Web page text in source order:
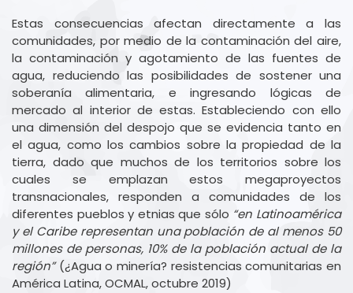
Estas consecuencias afectan directamente a las
comunidades, por medio de la contaminación del aire,
la contaminación y agotamiento de las fuentes de
agua, reduciendo las posibilidades de sostener una
soberanía alimentaria, e ingresando lógicas de
mercado al interior de estas. Estableciendo con ello
una dimensión del despojo que se evidencia tanto en
el agua, como los cambios sobre la propiedad de la
tierra, dado que muchos de los territorios sobre los
cuales se emplazan estos megaproyectos
transnacionales, responden a comunidades de los
diferentes pueblos y etnias que sólo “en Latinoamérica
y el Caribe representan una población de al menos 50
millones de personas, 10% de la población actual de la
región”(¿Agua o minería? resistencias comunitarias en
América Latina, OCMAL, octubre 2019)